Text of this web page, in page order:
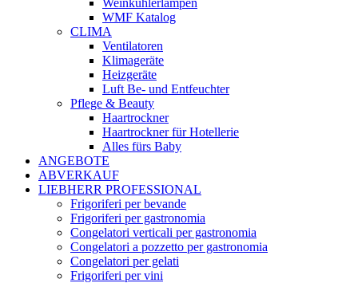
WMF Katalog
CLIMA
Ventilatoren
Klimageräte
Heizgeräte
Luft Be- und Entfeuchter
Pflege & Beauty
Haartrockner
Haartrockner für Hotellerie
Alles fürs Baby
ANGEBOTE
ABVERKAUF
LIEBHERR PROFESSIONAL
Frigoriferi per bevande
Frigoriferi per gastronomia
Congelatori verticali per gastronomia
Congelatori a pozzetto per gastronomia
Congelatori per gelati
Frigoriferi per vini